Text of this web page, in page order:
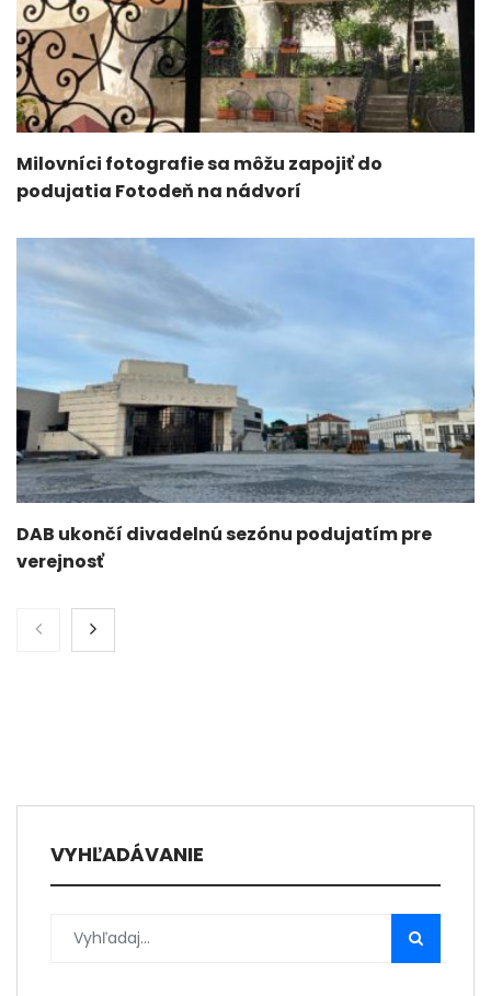
Milovníci fotografie sa môžu zapojiť do
podujatia Fotodeň na nádvorí
DAB ukončí divadelnú sezónu podujatím pre
verejnosť
VYHĽADÁVANIE